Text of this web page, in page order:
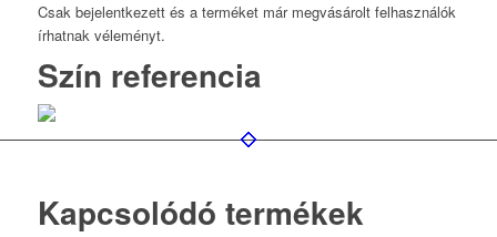
Csak bejelentkezett és a terméket már megvásárolt felhasználók
írhatnak véleményt.
Szín referencia
Kapcsolódó termékek